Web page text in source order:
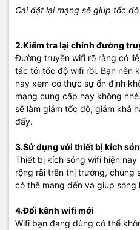
Cài đặt lại mạng sẽ giúp tốc
2.Kiểm tra lại chính đường
Đường truyền wifi rõ ràng có
tác tới tốc độ wifi rồi. Bạn nên
này xem có thực sự ổn định
mạng cung cấp hay không
sẽ làm giảm tốc độ, giảm khả
đấy.
3.Sử dụng với thiết bị kích
Thiết bị kích sóng wifi hiện
rộng rãi trên thị trường, chúng
có thể mang đến và giúp sóng
4.Đổi kênh wifi mới
Wifi bạn đang dùng có thể